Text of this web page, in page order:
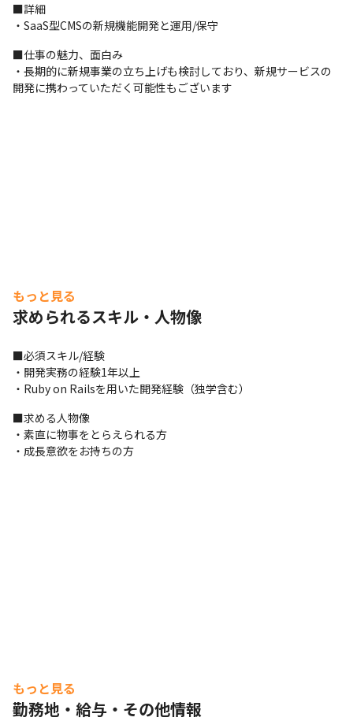
■詳細
・SaaS型CMSの新規機能開発と運用/保守
■仕事の魅力、面白み
・長期的に新規事業の立ち上げも検討しており、新規サービスの
開発に携わっていただく可能性もございます
新サービスの開発に携わっていただく可能性もあります。
もっと見る
求められるスキル・人物像
■必須スキル/経験
・開発実務の経験1年以上
・Ruby on Railsを用いた開発経験（独学含む）
■求める人物像
・素直に物事をとらえられる方
・成長意欲をお持ちの方
もっと見る
勤務地・給与・その他情報